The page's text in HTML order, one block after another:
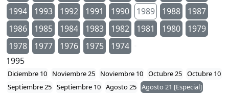
1994
1993 1992 1991 1990 1989 1988
1987
1986
1985 1984 1983 1982 1981 1980
1979
1978
1977 1976 1975
1974
1995
Diciembre 10 Noviembre 25 Noviembre 10 Octubre 25 Octubre 10
Septiembre 25 Septiembre 10 Agosto 25 Agosto 21 [Especial]